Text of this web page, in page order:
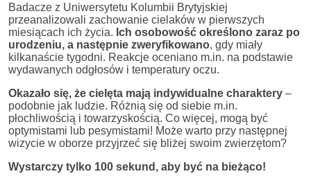
Badacze z Uniwersytetu Kolumbii Brytyjskiej
przeanalizowali zachowanie cielaków w pierwszych
miesiącach ich życia. Ich osobowość określono zaraz po
urodzeniu, a następnie zweryfikowano, gdy miały
kilkanaście tygodni. Reakcje oceniano m.in. na podstawie
wydawanych odgłosów i temperatury oczu.
Okazało się, że cielęta mają indywidualne charaktery –
podobnie jak ludzie. Różnią się od siebie m.in.
płochliwością i towarzyskością. Co więcej, mogą być
optymistami lub pesymistami! Może warto przy następnej
wizycie w oborze przyjrzeć się bliżej swoim zwierzętom?
Wystarczy tylko 100 sekund, aby być na bieżąco!